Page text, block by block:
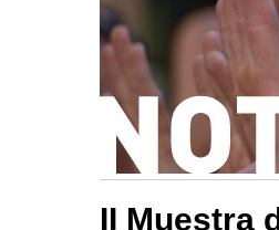
II Muestra